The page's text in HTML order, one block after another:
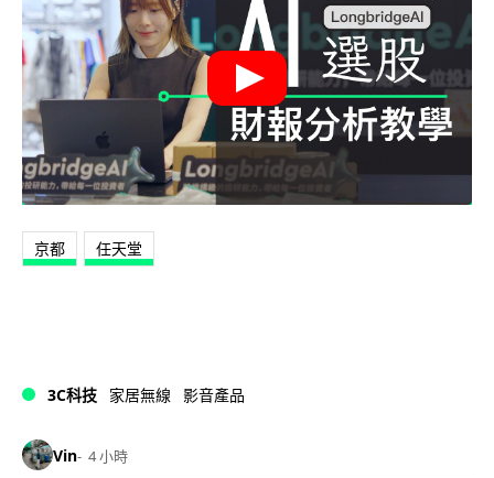
京都 任天堂
3C科技 家居無線 影音產品
Vin 4 小時